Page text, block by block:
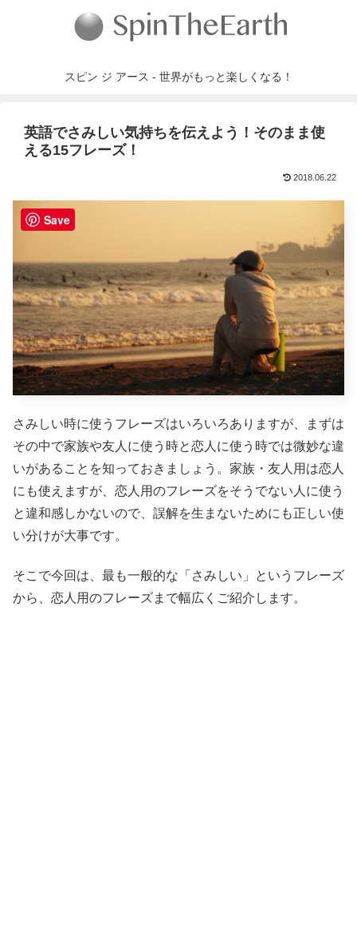
スピン ジ アース - 世界がもっと楽しくなる！
英語でさみしい気持ちを伝えよう！そのまま使
える15フレーズ！
2018.06.22
さみしい時に使うフレーズはいろいろありますが、まずは
その中で家族や友人に使う時と恋人に使う時では微妙な違
いがあることを知っておきましょう。家族・友人用は恋人
にも使えますが、恋人用のフレーズをそうでない人に使う
と違和感しかないので、誤解を生まないためにも正しい使
い分けが大事です。
そこで今回は、最も一般的な「さみしい」というフレーズ
から、恋人用のフレーズまで幅広くご紹介します。
Save